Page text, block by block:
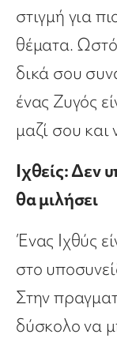
στιγμή για
θέματα.
δικά σου
ένας Ζυγός
μαζί σου και
Ιχθείς: Δεν
θα μιλήσει
Ένας Ιχθύς
στο
Στην
δύσκολο να